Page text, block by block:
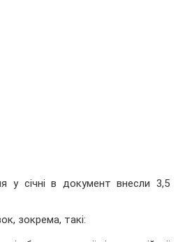
у січні в документ внесли 3,5
зокрема, такі: